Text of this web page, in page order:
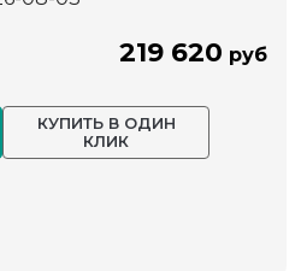
219 620 руб
КУПИТЬ В ОДИН
КЛИК